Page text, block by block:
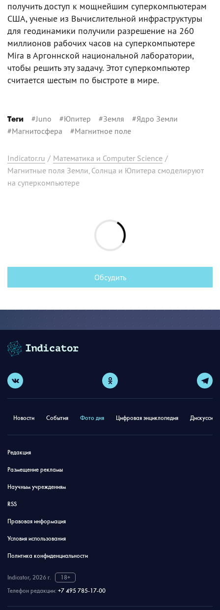
получить доступ к мощнейшим суперкомпьютерам
США, ученые из Вычислительной инфраструктуры
для геодинамики получили разрешение на 260
миллионов рабочих часов на суперкомпьютере
Mira в Аргоннской национальной лаборатории,
чтобы решить эту задачу. Этот суперкомпьютер
считается шестым по быстроте в мире.
Теги #Juno #Юпитер #Земля #Ядро Земли
#Магнитосфера #Магнитное поле
Indicator.ru / Математика и Computer Science /
Магнитные поля Земли, Солнца и Юпитера смоделируют
на суперкомпьютере
Обсудить
Новости События Фото дня Цифровая энциклопедия
Редакция
Размещение рекламы
Научным учреждениям
RSS
Правовая информация
Условия использования
Политика конфиденциальности
Indicator, 2026 г.
18+
Телефон редакции: +7 495 785-17-00